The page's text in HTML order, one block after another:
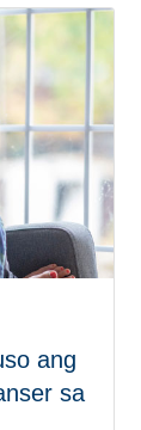
ang
sa